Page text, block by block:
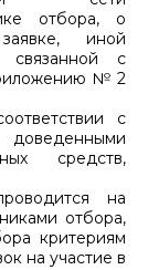
отбора, о
иной
связанной с
№ 2
с
доведенными
средств,
на
отбора,
критериям
на участие в